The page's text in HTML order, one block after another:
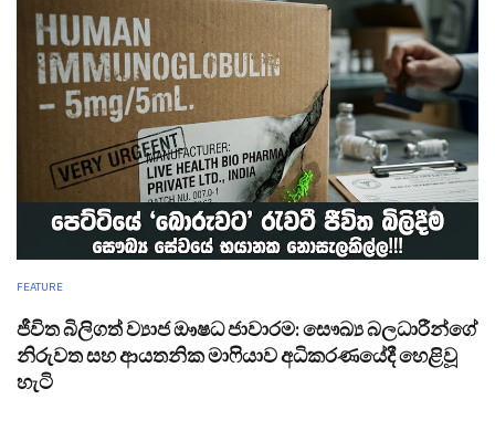
FEATURE
ජීවිත බිලිගත් ව්‍යාජ ඖෂධ ජාවාරම: සෞඛ්‍ය බලධාරීන්ගේ
නිරුවත සහ ආයතනික මාෆියාව අධිකරණයේදී හෙළිවූ
හැටි